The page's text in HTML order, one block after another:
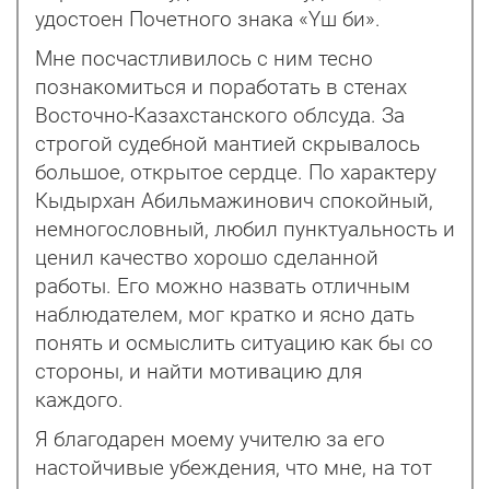
удостоен Почетного знака «Үш би».
Мне посчастливилось с ним тесно
познакомиться и поработать в стенах
Восточно-Казахстанского облсуда. За
строгой судебной мантией скрывалось
большое, открытое сердце. По характеру
Кыдырхан Абильмажинович спокойный,
немногословный, любил пунктуальность и
ценил качество хорошо сделанной
работы. Его можно назвать отличным
наблюдателем, мог кратко и ясно дать
понять и осмыслить ситуацию как бы со
стороны, и найти мотивацию для
каждого.
Я благодарен моему учителю за его
настойчивые убеждения, что мне, на тот